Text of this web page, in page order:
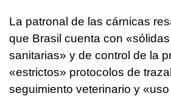
La patronal de las cárnicas
que Brasil cuenta con
sanitarias» y de control de la
«estrictos» protocolos de
seguimiento veterinario y